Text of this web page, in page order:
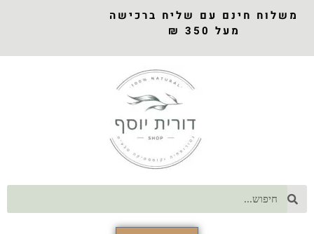
משלוח חינם עם שליח ברכישה
מעל 350 ₪